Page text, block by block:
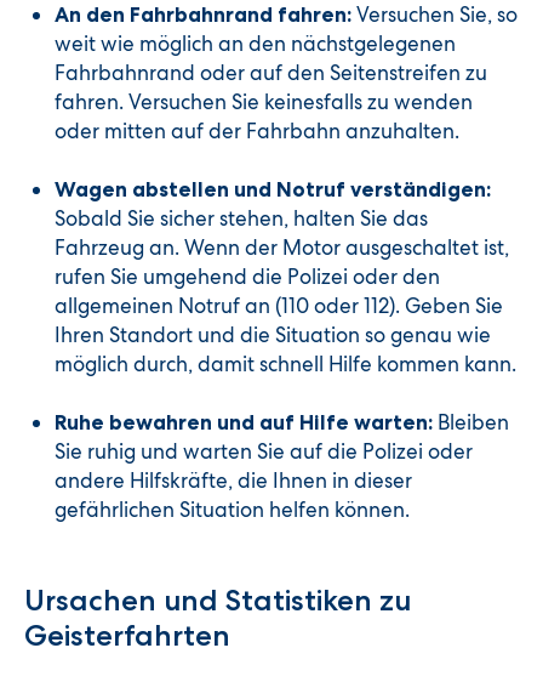
An den Fahrbahnrand fahren: Versuchen Sie, so
weit wie möglich an den nächstgelegenen
Fahrbahnrand oder auf den Seitenstreifen zu
fahren. Versuchen Sie keinesfalls zu wenden
oder mitten auf der Fahrbahn anzuhalten.
Wagen abstellen und Notruf verständigen:
Sobald Sie sicher stehen, halten Sie das
Fahrzeug an. Wenn der Motor ausgeschaltet ist,
rufen Sie umgehend die Polizei oder den
allgemeinen Notruf an (110 oder 112). Geben Sie
Ihren Standort und die Situation so genau wie
möglich durch, damit schnell Hilfe kommen kann.
Ruhe bewahren und auf Hilfe warten: Bleiben
Sie ruhig und warten Sie auf die Polizei oder
andere Hilfskräfte, die Ihnen in dieser
gefährlichen Situation helfen können.
Ursachen und Statistiken zu
Geisterfahrten